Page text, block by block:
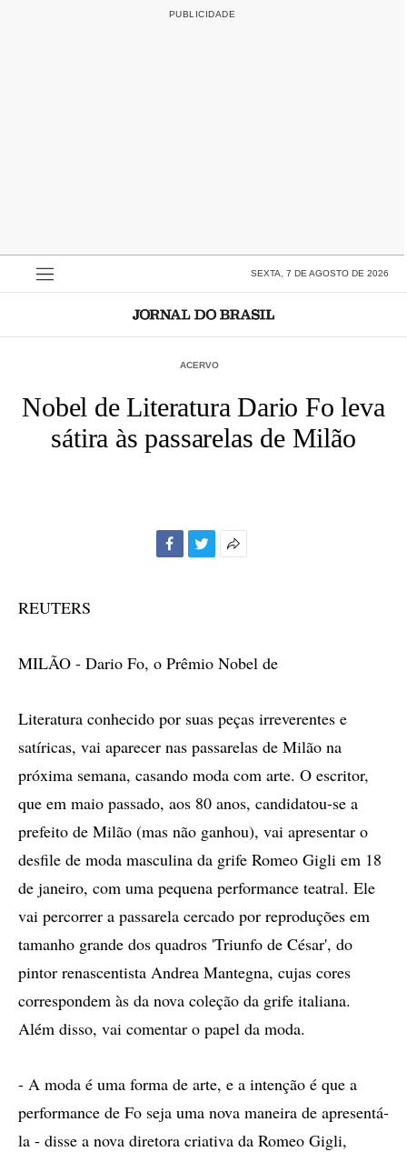
SEXTA, 7 DE AGOSTO DE 2026
ACERVO
Nobel de Literatura Dario Fo leva
sátira às passarelas de Milão
REUTERS
MILÃO - Dario Fo, o Prêmio Nobel de
Literatura conhecido por suas peças irreverentes e
satíricas, vai aparecer nas passarelas de Milão na
próxima semana, casando moda com arte. O escritor,
que em maio passado, aos 80 anos, candidatou-se a
prefeito de Milão (mas não ganhou), vai apresentar o
desfile de moda masculina da grife Romeo Gigli em 18
de janeiro, com uma pequena performance teatral. Ele
vai percorrer a passarela cercado por reproduções em
tamanho grande dos quadros 'Triunfo de César', do
pintor renascentista Andrea Mantegna, cujas cores
correspondem às da nova coleção da grife italiana.
Além disso, vai comentar o papel da moda.
- A moda é uma forma de arte, e a intenção é que a
performance de Fo seja uma nova maneira de apresentá-
la - disse a nova diretora criativa da Romeo Gigli,